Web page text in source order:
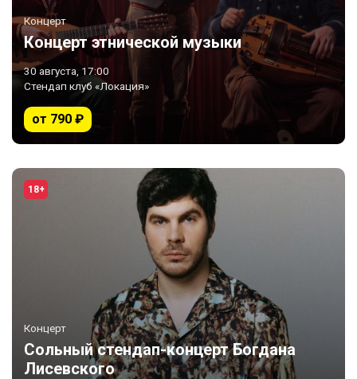
Концерт
Концерт этнической музыки
30 августа, 17:00
Стендап клуб «Локация»
от 790 ₽
18+
Концерт
Сольный стендап-концерт Богдана
Лисевского